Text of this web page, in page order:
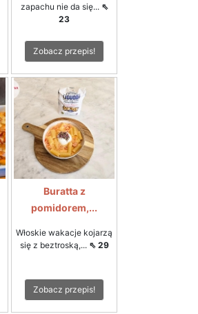
zapachu nie da się... ⇖
23
Zobacz przepis!
Buratta z
pomidorem,...
Włoskie wakacje kojarzą
się z beztroską,... ⇖ 29
Zobacz przepis!